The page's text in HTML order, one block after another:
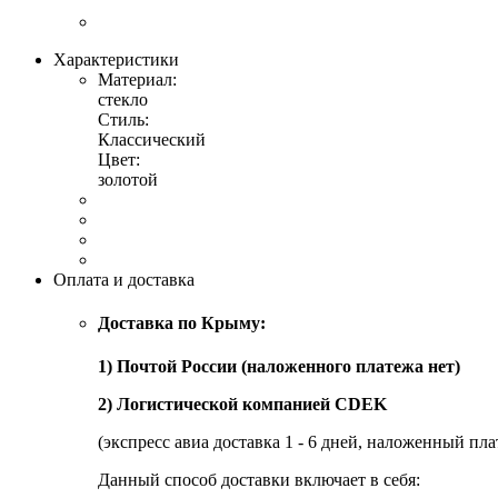
Характеристики
Материал:
стекло
Стиль:
Классический
Цвет:
золотой
Оплата и доставка
Доставка по Крыму:
1) Почтой России (наложенного платежа нет)
2) Логистической компанией CDEK
(экспресс авиа доставка 1 - 6 дней, наложенный
Данный способ доставки включает в себя: